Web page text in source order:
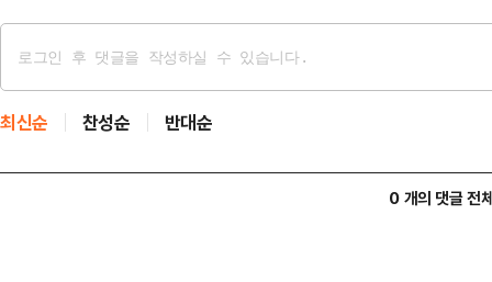
최신순 찬성순 반대순
0 개의 댓글 전